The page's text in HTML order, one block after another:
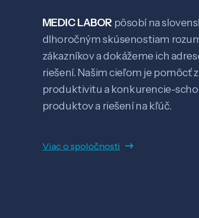
MEDIC LABOR pôsobí na
dlhoročným skúsenostiam
zákazníkov a dokážeme ich
riešení. Našim cieľom je pomôcť
produktivitu a konkurencie-
produktov a riešení na kľúč.
Viac o spoločnosti